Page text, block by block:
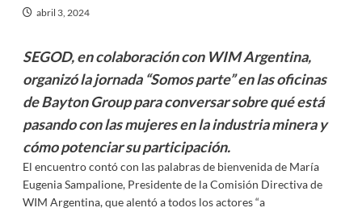
abril 3, 2024
SEGOD, en colaboración con WIM Argentina,
organizó la jornada “Somos parte” en las oficinas
de Bayton Group para conversar sobre qué está
pasando con las mujeres en la industria minera y
cómo potenciar su participación.
El encuentro contó con las palabras de bienvenida de María
Eugenia Sampalione, Presidente de la Comisión Directiva de
WIM Argentina, que alentó a todos los actores “a